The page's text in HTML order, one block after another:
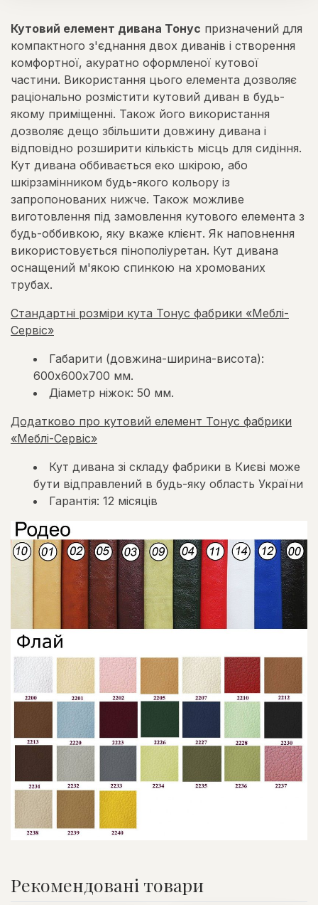
Кутовий елемент дивана Тонус призначений для
компактного з'єднання двох диванів і створення
комфортної, акуратно оформленої кутової
частини. Використання цього елемента дозволяє
раціонально розмістити кутовий диван в будь-
якому приміщенні. Також його використання
дозволяє дещо збільшити довжину дивана і
відповідно розширити кількість місць для сидіння.
Кут дивана оббивається еко шкірою, або
шкірзамінником будь-якого кольору із
запропонованих нижче. Також можливе
виготовлення під замовлення кутового елемента з
будь-оббивкою, яку вкаже клієнт. Як наповнення
використовується пінополіуретан. Кут дивана
оснащений м'якою спинкою на хромованих
трубах.
Стандартні розміри кута Тонус фабрики «Меблі-
Сервіс»
Габарити (довжина-ширина-висота):
600х600х700 мм.
Діаметр ніжок: 50 мм.
Додатково про кутовий елемент Тонус фабрики
«Меблі-Сервіс»
Кут дивана зі складу фабрики в Києві може
бути відправлений в будь-яку область України
Гарантія: 12 місяців
Рекомендовані товари